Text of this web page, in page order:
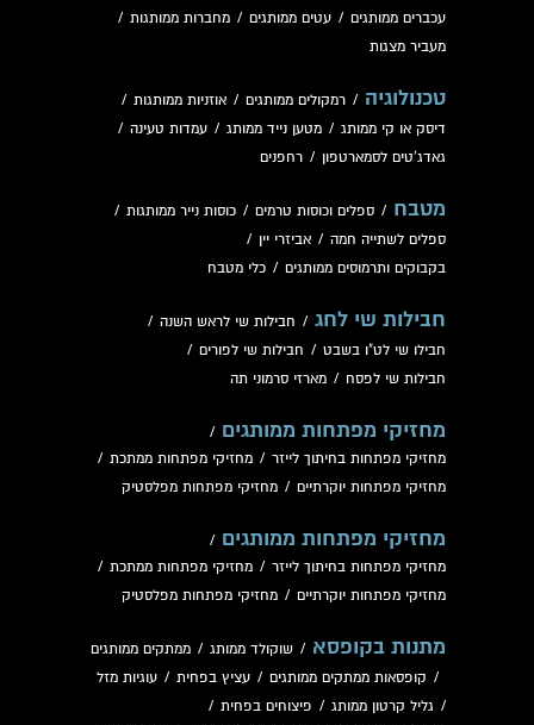
עכברים ממותגים / עטים ממותגים / מחברות ממותגות /
מעביר מצגות
טכנולוגיה / רמקולים ממותגים / אוזניות ממותגות /
דיסק או קי ממותג / מטען נייד ממותג / עמדות טעינה /
גאדג'טים לסמארטפון / רחפנים
מטבח / ספלים וכוסות טרמים / כוסות נייר ממותגות /
ספלים לשתייה חמה / אביזרי יין /
בקבוקים ותרמוסים ממותגים / כלי מטבח
חבילות שי לחג / חבילות שי לראש השנה /
חבילו שי לט"ו בשבט / חבילות שי לפורים /
חבילות שי לפסח / מארזי סרמוני תה
מחזיקי מפתחות ממותגים /
מחזיקי מפתחות בחיתוך לייזר / מחזיקי מפתחות ממתכת /
מחזיקי מפתחות יוקרתיים / מחזיקי מפתחות מפלסטיק
מחזיקי מפתחות ממותגים /
מחזיקי מפתחות בחיתוך לייזר / מחזיקי מפתחות ממתכת /
מחזיקי מפתחות יוקרתיים / מחזיקי מפתחות מפלסטיק
מתנות בקופסא / שוקולד ממותג / ממתקים ממותגים
/ קופסאות ממתקים ממותגים / עציץ בפחית / עוגיות מזל
/ גליל קרטון ממותג / פיצוחים בפחית /